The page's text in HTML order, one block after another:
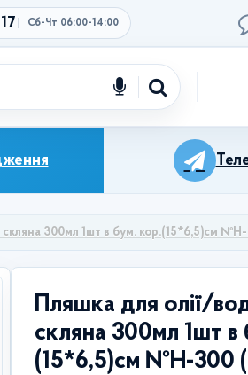
Сб-Чт 06:00-14:00
300мл 1шт в бум. кор.(15*6,5)см
Пляшка для олії/
скляна 300мл 1шт в
(15*6,5)см №Н-300